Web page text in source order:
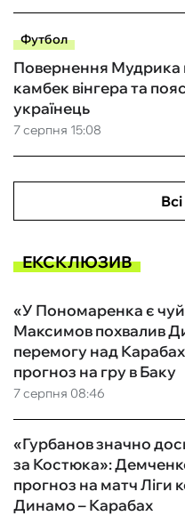
Футбол
7 серпня 15:08
Повернення Мудрика
камбек вінгера та
українець
ЕКСКЛЮЗИВ
7 серпня 08:46
«У Пономаренка є
Максимов похвалив
перемогу над
прогноз на гру в Баку
«Гурбанов значно
за Костюка»:
прогноз на матч Ліги
Динамо – Карабах